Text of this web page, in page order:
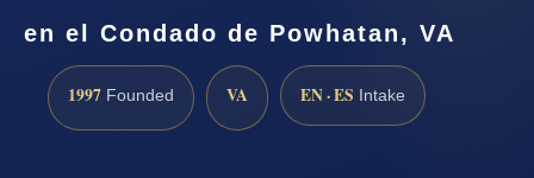
en el Condado de Powhatan, VA
1997 Founded VA EN · ES Intake